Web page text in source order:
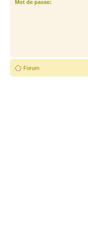
Mot de passe:
Forum